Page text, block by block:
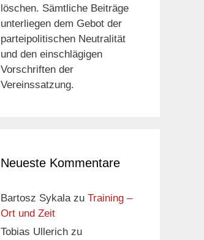
löschen. Sämtliche Beiträge
unterliegen dem Gebot der
parteipolitischen Neutralität
und den einschlägigen
Vorschriften der
Vereinssatzung.
Neueste Kommentare
Bartosz Sykalazu Training –
Ort und Zeit
Tobias Ullerich zu